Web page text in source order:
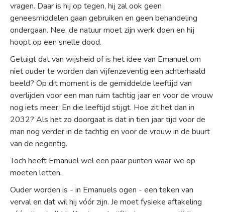
vragen. Daar is hij op tegen, hij zal ook geen
geneesmiddelen gaan gebruiken en geen behandeling
ondergaan. Nee, de natuur moet zijn werk doen en hij
hoopt op een snelle dood.
Getuigt dat van wijsheid of is het idee van Emanuel om
niet ouder te worden dan vijfenzeventig een achterhaald
beeld? Op dit moment is de gemiddelde leeftijd van
overlijden voor een man ruim tachtig jaar en voor de vrouw
nog iets meer. En die leeftijd stijgt. Hoe zit het dan in
2032? Als het zo doorgaat is dat in tien jaar tijd voor de
man nog verder in de tachtig en voor de vrouw in de buurt
van de negentig.
Toch heeft Emanuel wel een paar punten waar we op
moeten letten.
Ouder worden is - in Emanuels ogen - een teken van
verval en dat wil hij vóór zijn. Je moet fysieke aftakeling